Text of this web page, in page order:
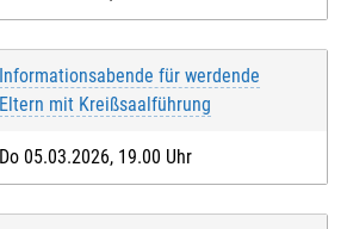
Informationsabende für werdende
Eltern mit Kreißsaalführung
Do 05.03.2026, 19.00 Uhr